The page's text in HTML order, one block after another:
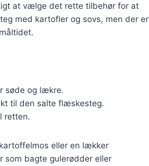
at vælge det rette tilbehør for at
med kartofler og sovs, men der er
søde og lækre.
til den salte flæskesteg.
retten.
eller en lækker
som bagte gulerødder eller